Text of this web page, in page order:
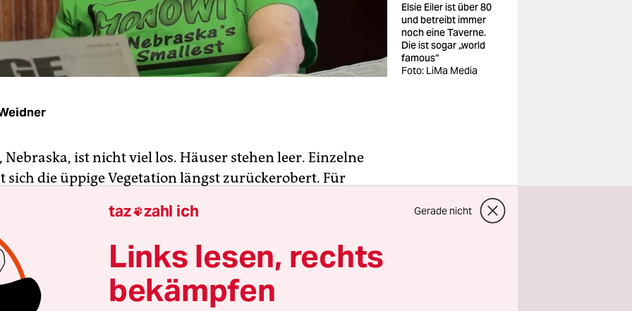
Elsie Eiler ist über 80
und betreibt immer
noch eine Taverne.
Die ist sogar „world
famous“
Foto: LiMa Media
ist nicht viel los. Häuser stehen leer. Einzelne
sich die üppige Vegetation längst zurückerobert. Für
über die Sommermonate hausen soll. Andererseits: Was
auch schon zu erwarten an einem Ort, in dem nur
Bewohnerin gemeldet ist? Und angesichts dieses
man eigentlich fast schon wieder behaupten: In
da steppt der Bär.
taz zahl ich Gerade nicht
Links lesen, rechts
bekämpfen